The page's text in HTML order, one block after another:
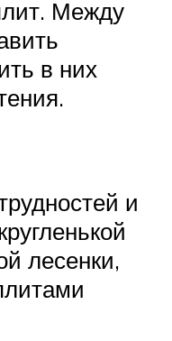
Между
в них
и
лесенки,